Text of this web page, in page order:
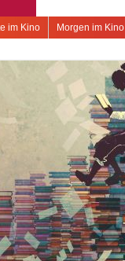
Morgen im Kino
im Kino